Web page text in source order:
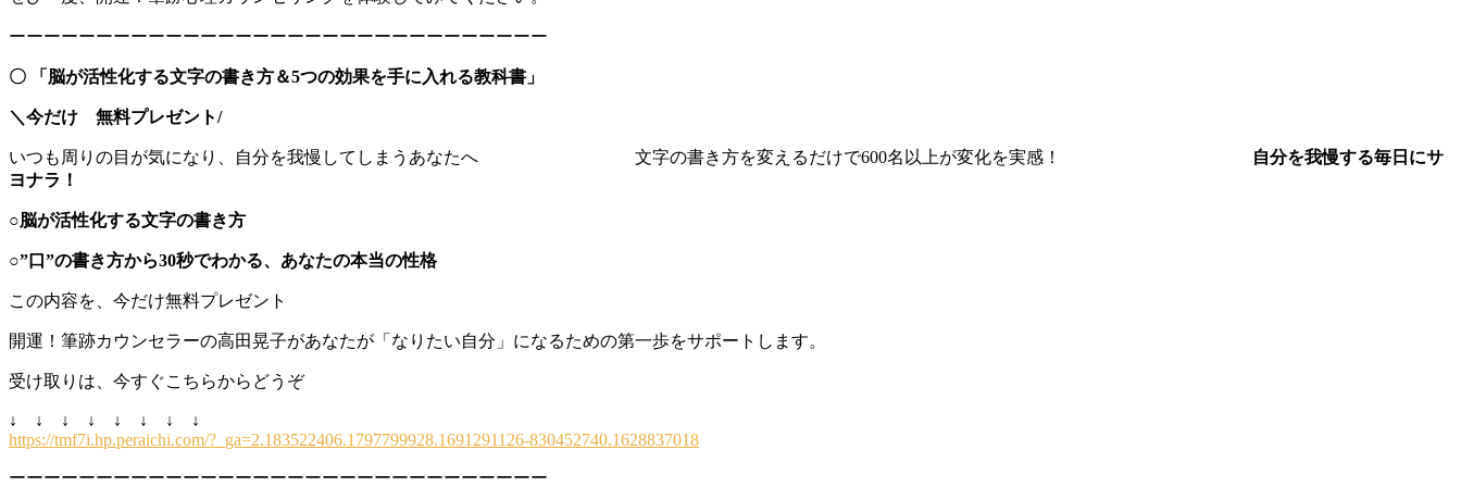
ーーーーーーーーーーーーーーーーーーーーーーーーーーーーーーー
〇 「脳が活性化する文字の書き方＆5つの効果を手に入れる教科書」
＼今だけ 無料プレゼント/
いつも周りの目が気になり、自分を我慢してしまうあなたへ 文字の書き方を変えるだけで600名以上が変化を実感！
自分を我慢する毎日にサ
ヨナラ！
○脳が活性化する文字の書き方
○”口”の書き方から30秒でわかる、あなたの本当の性格
この内容を、今だけ無料プレゼント
開運！筆跡カウンセラーの高田晃子があなたが「なりたい自分」になるための第一歩をサポートします。
受け取りは、今すぐこちらからどうぞ
↓ ↓ ↓ ↓ ↓ ↓ ↓ ↓
https://tmf7i.hp.peraichi.com/?_ga=2.183522406.1797799928.1691291126-830452740.1628837018
ーーーーーーーーーーーーーーーーーーーーーーーーーーーーーーー